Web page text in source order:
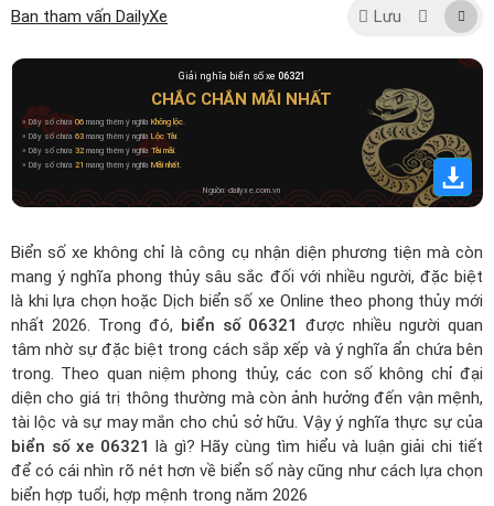
Ban tham vấn DailyXe Lưu
Giải nghĩa biển số xe 06321
CHẮC CHẮN MÃI NHẤT
» Dãy số chứa06 mang thêm ý nghĩa Không lộc.
» Dãy số chứa 63 mang thêm ý nghĩaLộc Tài.
» Dãy số chứa 32 mang thêm ý nghĩaTài mãi.
» Dãy số chứa 21 mang thêm ý nghĩa Mãi nhất.
Nguồn: dailyxe.com.vn
Biển số xe không chỉ là công cụ nhận diện phương tiện mà còn
mang ý nghĩa phong thủy sâu sắc đối với nhiều người, đặc biệt
là khi lựa chọn hoặcDịch biển số xe Online theo phong thủy mới
nhất 2026. Trong đó, biển số 06321 được nhiều người quan
tâm nhờ sự đặc biệt trong cách sắp xếp và ý nghĩa ẩn chứa bên
trong. Theo quan niệm phong thủy, các con số không chỉ đại
diện cho giá trị thông thường mà còn ảnh hưởng đến vận mệnh,
tài lộc và sự may mắn cho chủ sở hữu. Vậy ý nghĩa thực sự của
biển số xe 06321 là gì? Hãy cùng tìm hiểu và luận giải chi tiết
để có cái nhìn rõ nét hơn về biển số này cũng như cách lựa chọn
biển hợp tuổi, hợp mệnh trong năm 2026